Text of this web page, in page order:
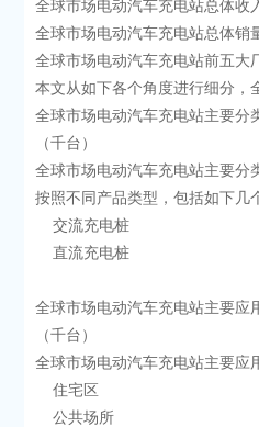
全球市场电动汽车充电站总体收
全球市场电动汽车充电站总体销
全球市场电动汽车充电站前五大
本文从如下各个角度进行细分，
全球市场电动汽车充电站主要分
（千台）
全球市场电动汽车充电站主要分
按照不同产品类型，包括如下几
    交流充电桩
    直流充电桩
全球市场电动汽车充电站主要应
（千台）
全球市场电动汽车充电站主要应
    住宅区
    公共场所